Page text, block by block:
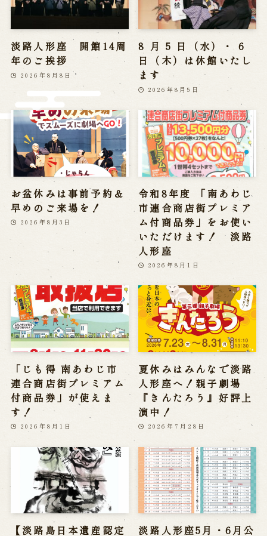
※株式会社うずのくに南あわじの求人情報ページへ移動します
関連施設
通販サイトうずのくに
道の駅うずしお
うずの丘大鳴門橋記念館
淡路人形座 開館14周
年のご挨拶
2026年8月8日
8 月 5 日（水）・ 6
日（木）は休館いたし
ます
2026年8月5日
お盆休みは事前予約＆
早めのご来場を！
2026年8月3日
令和8年度 「南あわじ
市連合商店街プレミア
ム付商品券」をお使い
いただけます！ 淡路
人形座
2026年8月1日
「じも得 南あわじ市
連合商店街プレミアム
付商品券」が使えま
す！
2026年8月1日
夏休みはみんなで淡路
人形座へ！親子劇場
『きんたろう』好評上
演中！
2026年7月28日
【淡路島日本遺産認定 淡路人形座5月・6月公